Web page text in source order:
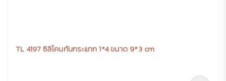
TL 4197 ซิลิโคนกันกระแทก 1*4 ขนาด 9*3 cm